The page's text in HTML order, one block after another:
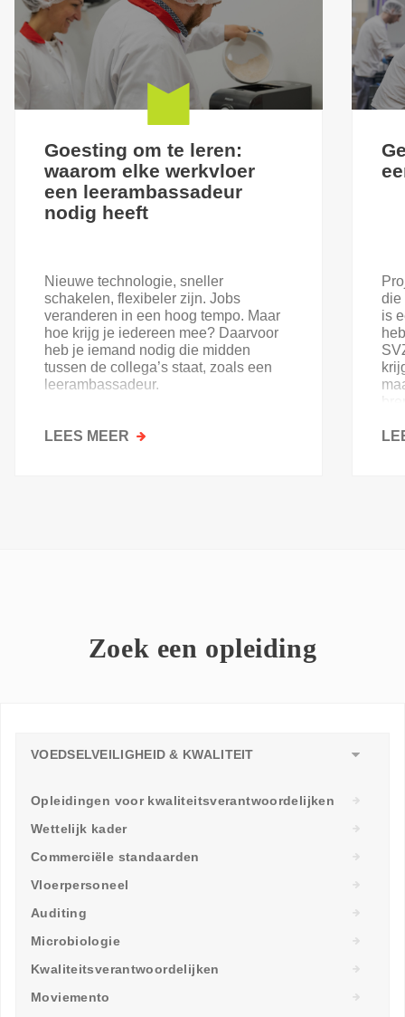
Goesting om te leren:
waarom elke werkvloer
een leerambassadeur
nodig heeft
Nieuwe technologie, sneller
schakelen, flexibeler zijn. Jobs
veranderen in een hoog tempo. Maar
hoe krijg je iedereen mee? Daarvoor
heb je iemand nodig die midden
tussen de collega’s staat, zoals een
leerambassadeur.
LEES MEER OVER
NODIG
die
is
Zoek een opleiding
VOEDSELVEILIGHEID & KWALITEIT
Opleidingen voor kwaliteitsverantwoordelijken
Wettelijk kader
Commerciële standaarden
Vloerpersoneel
Auditing
Microbiologie
Kwaliteitsverantwoordelijken
Moviemento